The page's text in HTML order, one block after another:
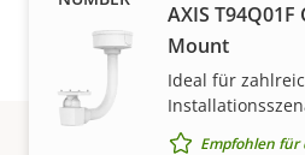
AXIS
Mount
Ideal für
Empfohlen für